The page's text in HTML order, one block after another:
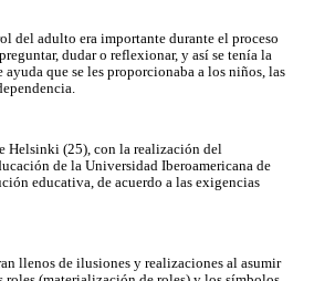
del adulto era importante durante el proceso
dudar o reflexionar, y así se tenía la
que se les proporcionaba a los niños, las
Helsinki (25), con la realización del
de la Universidad Iberoamericana de
educativa, de acuerdo a las exigencias
llenos de ilusiones y realizaciones al asumir